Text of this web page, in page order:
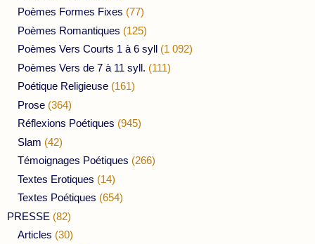
Poèmes Formes Fixes (77)
Poèmes Romantiques (125)
Poèmes Vers Courts 1 à 6 syll (1 092)
Poèmes Vers de 7 à 11 syll. (111)
Poétique Religieuse (161)
Prose (364)
Réflexions Poétiques (945)
Slam (42)
Témoignages Poétiques (266)
Textes Erotiques (14)
Textes Poétiques (654)
PRESSE (82)
Articles (30)